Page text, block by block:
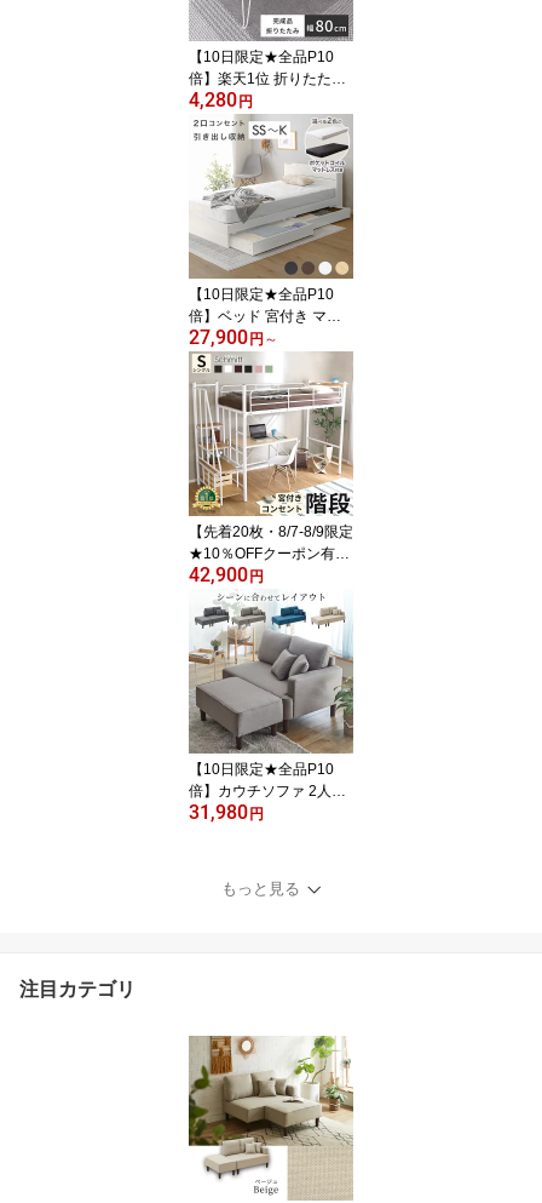
段 5段 6段
【10日限定★全品P10
倍】楽天1位 折りたたみ
テーブル 幅80cm ローテ
ーブル コンパクト 小さ
い 軽い 木目調 センター
テーブル 折りたたみ デ
スク テレワーク テーブ
ル おしゃれ ミニ 机 食事
折りたたみ テーブル 折
り畳み パソコン ミニテ
ーブル
4,280円
【10日限定★全品P10
倍】ベッド 宮付き マッ
トレスセット セミシング
ル シングル セミダブル
ダブル クイーン キング
ベッドフレーム マットレ
ス ポケットコイル ベッ
ド下収納 収納付き 収納
北欧 ナチュラル ホワイ
ト ブラウン
27,900円 ～
【先着20枚・8/7-8/9限定
★10％OFFクーポン有】
ロフトベッド 階段 高さ
調節 ベッド 階段付き パ
イプベッド 宮付き 2段ベ
ッド システムベッド ハ
イタイプ ミドルタイプ
シングル 子供 一人暮ら
し コンセント付 収納 大
人 子供 ワンルーム シン
プル
42,900円
【10日限定★全品P10
倍】カウチソファ 2人掛
け 片肘 ローソファ ファ
人掛け ソファベッド コ
ンパクト コーナー ソフ
31,980円
もっと見る
注目カテゴリ